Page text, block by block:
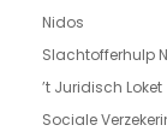
Nidos
Slachtofferhulp
’t Juridisch Loket
Sociale